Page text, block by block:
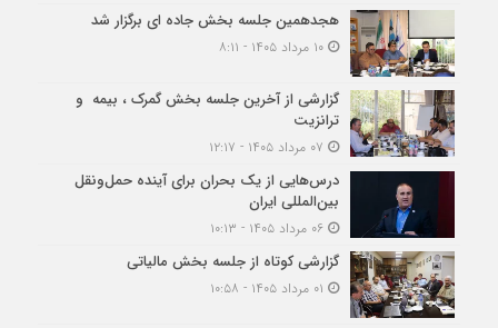
هجدهمین جلسه بخش جاده ای برگزار شد
۱۰ مرداد ۱۴۰۵ - ۸:۱۱
گزارشی از آخرین جلسه بخش گمرک ، بیمه و
ترانزیت
درس‌هایی از یک بحران برای آینده حمل‌ونقل
بین‌المللی ایران
گزارشی کوتاه از جلسه بخش مالیاتی